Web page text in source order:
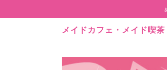
メイドカフェ・メイド喫